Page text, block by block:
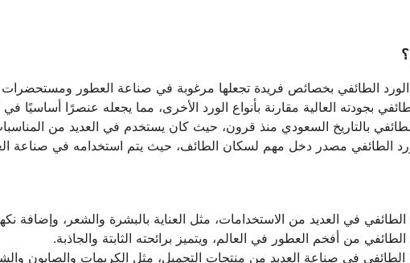
الورد الطائفي بخصائص فريدة تجعلها مرغوبة في صناعة العطور ومستحضرات
بجودته العالية مقارنة بأنواع الورد الأخرى، مما يجعله عنصرًا أساسيًا
الطائفي بالتاريخ السعودي منذ قرون، حيث كان يستخدم في العديد من
الطائفي مصدر دخل مهم لسكان الطائف، حيث يتم استخدامه في صناعة
الطائفي في العديد من الاستخدامات، مثل العناية بالبشرة والشعر، وإضافة
من أفخم العطور في العالم، ويتميز برائحته الثابتة والجاذبة.
الطائفي في صناعة العديد من منتجات التجميل، مثل الكريمات والصابون